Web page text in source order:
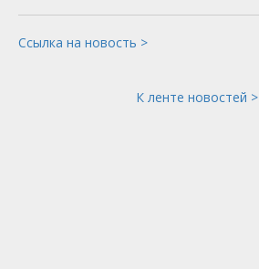
Ссылка на новость >
К ленте новостей >